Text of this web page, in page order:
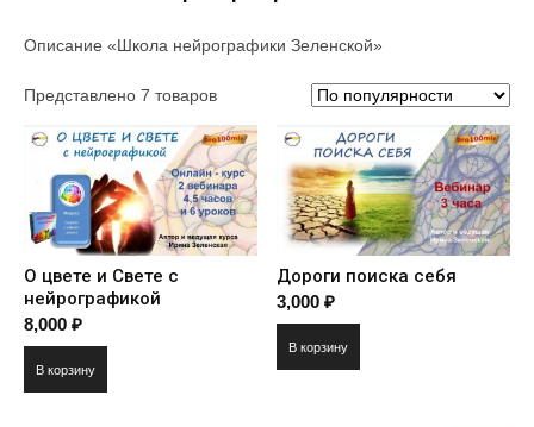
Описание «Школа нейрографики Зеленской»
Представлено 7 товаров
О цвете и Свете с
нейрографикой
8,000 ₽
В корзину
Дороги поиска себя
3,000₽
В корзину